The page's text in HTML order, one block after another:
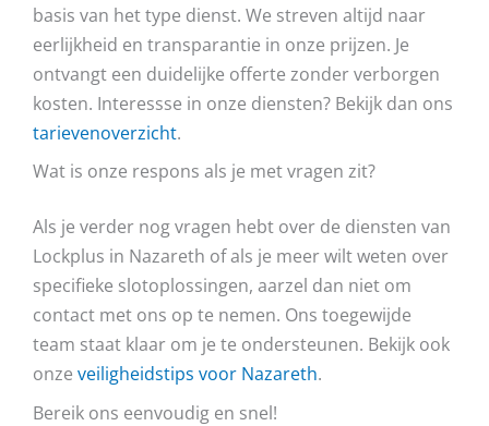
basis van het type dienst. We streven altijd naar
eerlijkheid en transparantie in onze prijzen. Je
ontvangt een duidelijke offerte zonder verborgen
kosten. Interessse in onze diensten? Bekijk dan ons
tarievenoverzicht.
Wat is onze respons als je met vragen zit?
Als je verder nog vragen hebt over de diensten van
Lockplus in Nazareth of als je meer wilt weten over
specifieke slotoplossingen, aarzel dan niet om
contact met ons op te nemen. Ons toegewijde
team staat klaar om je te ondersteunen. Bekijk ook
onze veiligheidstips voor Nazareth.
Bereik ons eenvoudig en snel!